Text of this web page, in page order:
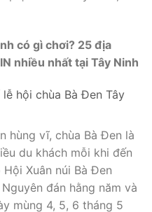
có gì chơi? 25 địa
nhiều nhất tại Tây Ninh
hội chùa Bà Đen Tây
hùng vĩ, chùa Bà Đen là
du khách mỗi khi đến
Xuân núi Bà Đen
đán hằng năm và
mùng 4, 5, 6 tháng 5